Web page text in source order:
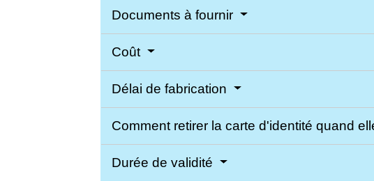
Documents à fournir
Coût
Délai de fabrication
Comment retirer la carte d'identité quand
Durée de validité